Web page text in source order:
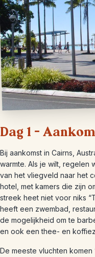
Dag 1 –
Bij aankomst in Cairns,
warmte. Als je wilt, regelen
van het vliegveld naar het
hotel, met kamers die zijn
streek heet niet voor niks
heeft een zwembad,
de mogelijkheid om te
en ook een thee- en
De meeste vluchten